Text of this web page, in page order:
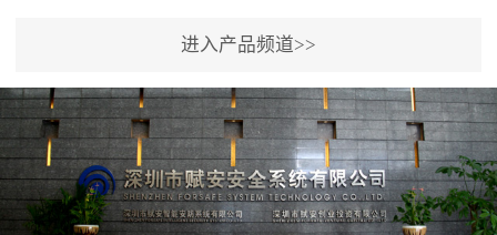
事故频发，传统的火灾探
测方法已无法满足要求。
尤其是目前众多的大型影
剧院、会议展览中心、体
育馆、大型仓库和隧道空
用了具有仲裁机制和冗余
校验的总线传输技术、线
路状态检测与保护技术、
后向光电感烟探测技术、
高可靠的系统抗干扰技术
进入产品频道>>